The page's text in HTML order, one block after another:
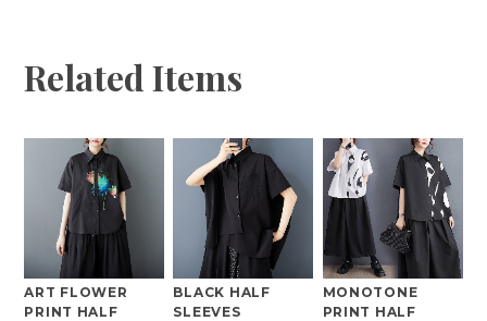
Related Items
ART FLOWER
PRINT HALF
BLACK HALF
SLEEVES
MONOTONE
PRINT HALF